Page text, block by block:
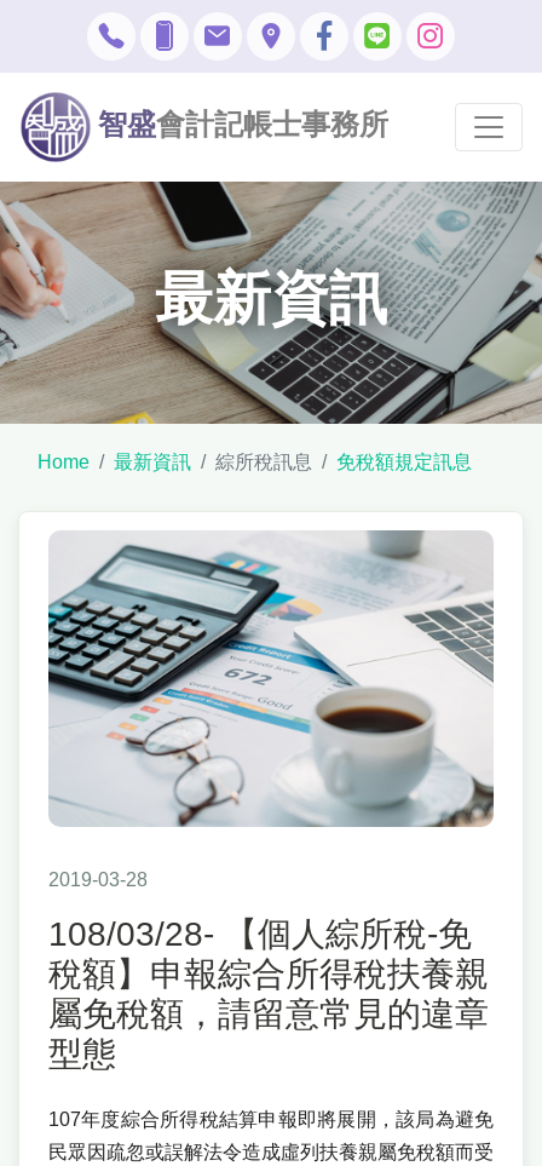
智盛會計記帳士事務所
最新資訊
Home 最新資訊 綜所稅訊息 免稅額規定訊息
2019-03-28
108/03/28- 【個人綜所稅-免
稅額】申報綜合所得稅扶養親
屬免稅額，請留意常見的違章
型態
107年度綜合所得稅結算申報即將展開，該局為避免
民眾因疏忽或誤解法令造成虛列扶養親屬免稅額而受